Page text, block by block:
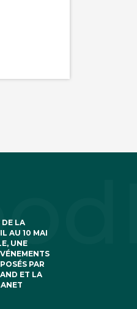
DE LA
AU 10 MAI
UNE
PAR
ET LA